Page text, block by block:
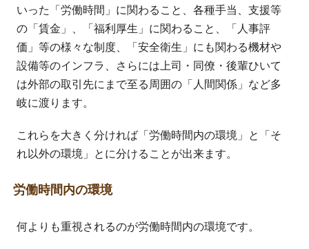
いった「労働時間」に関わること、各種手当、支援等
の「賃金」、「福利厚生」に関わること、「人事評
価」等の様々な制度、「安全衛生」にも関わる機材や
設備等のインフラ、さらには上司・同僚・後輩ひいて
は外部の取引先にまで至る周囲の「人間関係」など多
岐に渡ります。
これらを大きく分ければ「労働時間内の環境」と「そ
れ以外の環境」とに分けることが出来ます。
労働時間内の環境
何よりも重視されるのが労働時間内の環境です。